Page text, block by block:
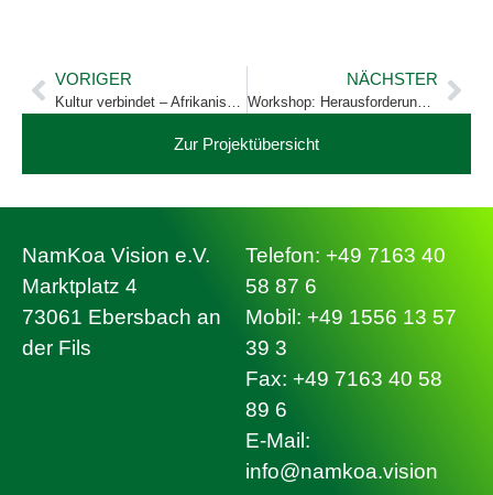
VORIGER
Kultur verbindet – Afrikanische Perlenkunst im Seniorenheim
NÄCHSTER
Workshop: Herausforderungen auf dem Weg zu einer diskriminierungs­freien Gesellschaft erkennen und bewältigen
Zur Projektübersicht
NamKoa Vision e.V.
Marktplatz 4
73061 Ebersbach an
der Fils
Telefon: +49 7163 40
58 87 6
Mobil: +49 1556 13 57
39 3
Fax: +49 7163 40 58
89 6
E-Mail:
info@namkoa.vision